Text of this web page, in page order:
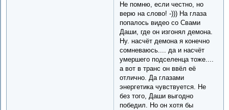
Не помню, если честно, но
верю на слово! -))) На глаза
попалось видео со Свами
Даши, где он изгонял демона.
Ну. насчёт демона я конечно
сомневаюсь.... да и насчёт
умершего подселенца тоже....
а вот в транс он ввёл её
отлично. Да глазами
энергетика чувствуется. Не
без того, Даши выгодно
победил. Но он хотя бы